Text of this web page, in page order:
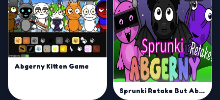
Abgerny Kitten Game
Sprunki Retake But Abgerny